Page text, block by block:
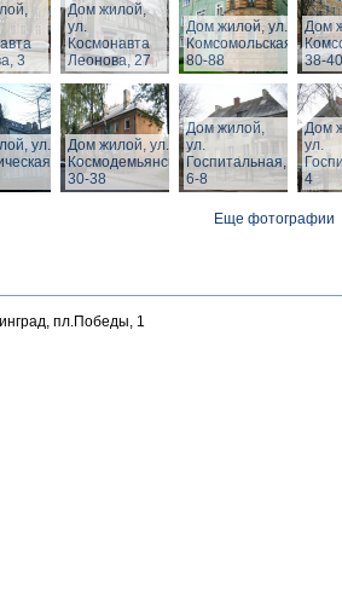
3
Дом жилой,
ул.
Космонавта
Леонова, 27
Дом жилой, ул.
Комсомольская,
80-88
Дом
38-40
ул.
Дом жилой, ул. З.
Космодемьянской
30-38
Дом жилой,
ул.
Госпитальная,
6-8
Дом
ул.
4
Еще фотографии
пл.Победы, 1